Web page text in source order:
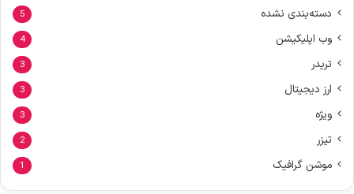
دسته‌بندی نشده 5
وب اپلیکیشن 4
تریدر 3
ارز دیجیتال 3
ویژه 3
تیزر 2
موشن گرافیک 1